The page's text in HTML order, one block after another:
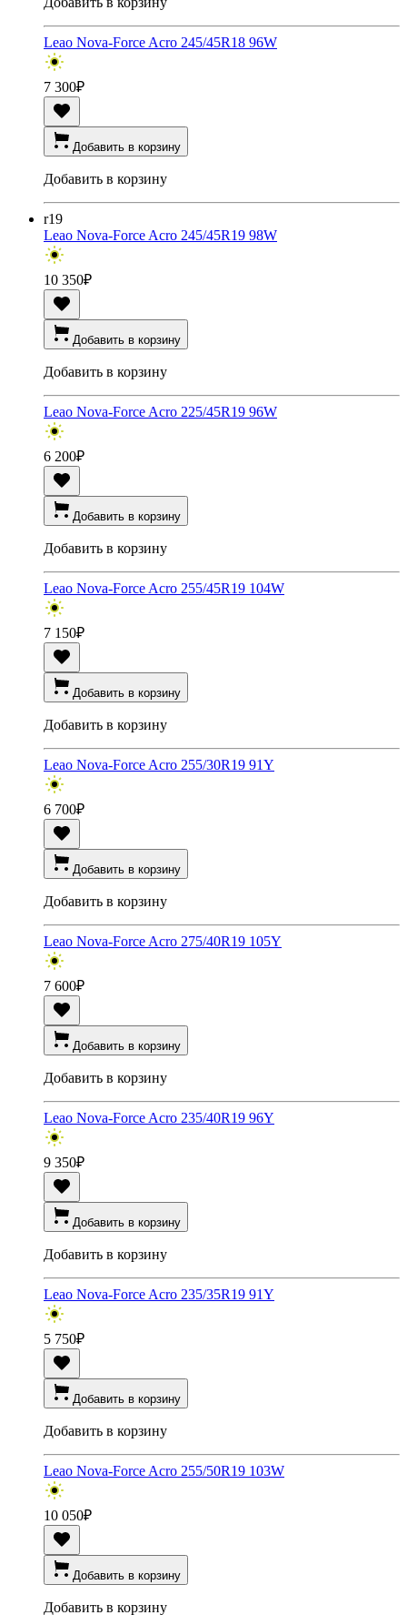
Leao Nova-Force Acro 245/45R18 96W
7 300₽
Добавить в корзину
Добавить в корзину
r19
Leao Nova-Force Acro 245/45R19 98W
10 350₽
Добавить в корзину
Добавить в корзину
Leao Nova-Force Acro 225/45R19 96W
6 200₽
Добавить в корзину
Добавить в корзину
Leao Nova-Force Acro 255/45R19 104W
7 150₽
Добавить в корзину
Добавить в корзину
Leao Nova-Force Acro 255/30R19 91Y
6 700₽
Добавить в корзину
Добавить в корзину
Leao Nova-Force Acro 275/40R19 105Y
7 600₽
Добавить в корзину
Добавить в корзину
Leao Nova-Force Acro 235/40R19 96Y
9 350₽
Добавить в корзину
Добавить в корзину
Leao Nova-Force Acro 235/35R19 91Y
5 750₽
Добавить в корзину
Добавить в корзину
Leao Nova-Force Acro 255/50R19 103W
10 050₽
Добавить в корзину
Добавить в корзину